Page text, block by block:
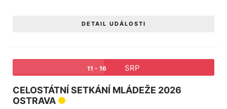
DETAIL UDÁLOSTI
11 - 16 SRP
CELOSTÁTNÍ SETKÁNÍ MLÁDEŽE 2026
OSTRAVA